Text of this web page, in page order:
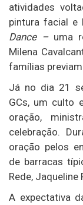
atividades
pintura facial e
Dance –uma
Milena
famílias
Já no dia 21
GCs, um culto
oração,
celebração.
oração pelos
de barracas
Rede, Jaqueline
A expectativa